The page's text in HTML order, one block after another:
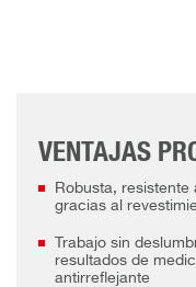
VENTAJAS
Robusta,
gracias al
Trabajo sin
resultados de
antirreflejante